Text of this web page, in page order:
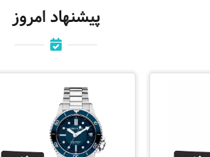
پیشنهاد امروز